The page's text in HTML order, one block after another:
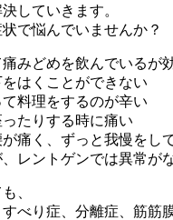
していきます。
で悩んでいませんか？
みどめを飲んでいるが
はくことができない
料理をするのが辛い
たりする時に痛い
痛く、ずっと我慢をし
レントゲンでは異常が
、
べり症、分離症、筋筋